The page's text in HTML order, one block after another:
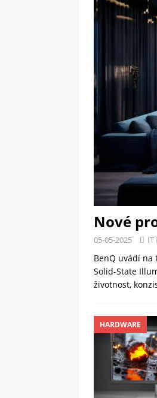
Nové
05-05-2025 IT
BenQ uvádí na
Solid-State
životnost,
HARDWARE